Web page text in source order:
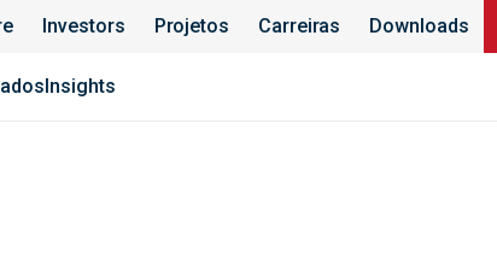
Investors Projetos Carreiras Downloads
Insights